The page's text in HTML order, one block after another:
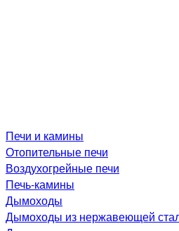
Печи и камины
Отопительные печи
Воздухогрейные печи
Печь-камины
Дымоходы
Дымоходы из нержавеющей